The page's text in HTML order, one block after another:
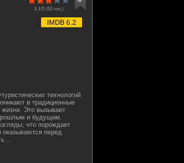
3.1/5 (53 гол.)
IMDB 6.2
технологий
в традиционные
Это вызывает
и будущим.
что порождает
перед
...